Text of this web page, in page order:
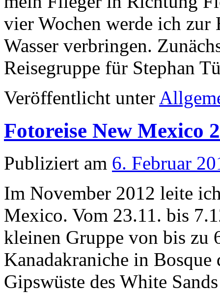
vier Wochen werde ich
Wasser verbringen.
Reisegruppe für Stephan
Veröffentlicht unter
Fotoreise New Mexico
Publiziert am 6. Februar
Im November 2012 leite
Mexico. Vom 23.11. bis
kleinen Gruppe von bis zu
Kanadakraniche in
Gipswüste des White